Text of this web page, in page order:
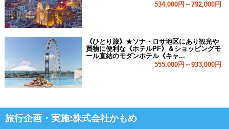
534,000円～792,000円
《ひとり旅》★ソナ・ロサ地区にあり観光や
買物に便利な《ホテルPF》＆ショッピングモ
ール直結のモダンホテル《キャ...
555,000円～933,000円
旅行企画・実施:株式会社かもめ